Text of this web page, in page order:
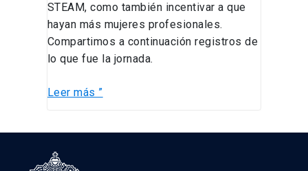
STEAM, como también incentivar a que
hayan más mujeres profesionales.
Compartimos a continuación registros de
lo que fue la jornada.
Leer más ”